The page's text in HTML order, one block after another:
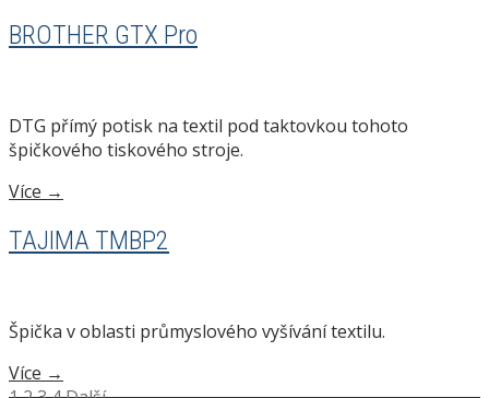
BROTHER GTX Pro
DTG přímý potisk na textil pod taktovkou tohoto
špičkového tiskového stroje.
Více →
TAJIMA TMBP2
Špička v oblasti průmyslového vyšívání textilu.
Více →